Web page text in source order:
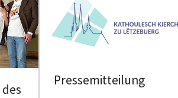
Pressemitteilung